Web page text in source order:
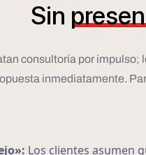
Sin
consultoría por impulso;
inmediatamente.
Los clientes asumen